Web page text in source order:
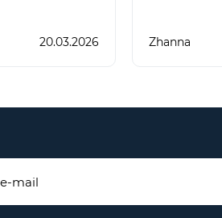
20.03.2026 Zhanna